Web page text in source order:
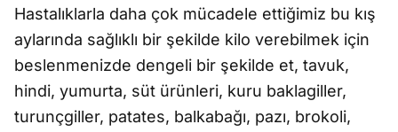
Hastalıklarla daha çok mücadele ettiğimiz bu kış
aylarında sağlıklı bir şekilde kilo verebilmek için
beslenmenizde dengeli bir şekilde et, tavuk,
hindi, yumurta, süt ürünleri, kuru baklagiller,
turunçgiller, patates, balkabağı, pazı, brokoli,